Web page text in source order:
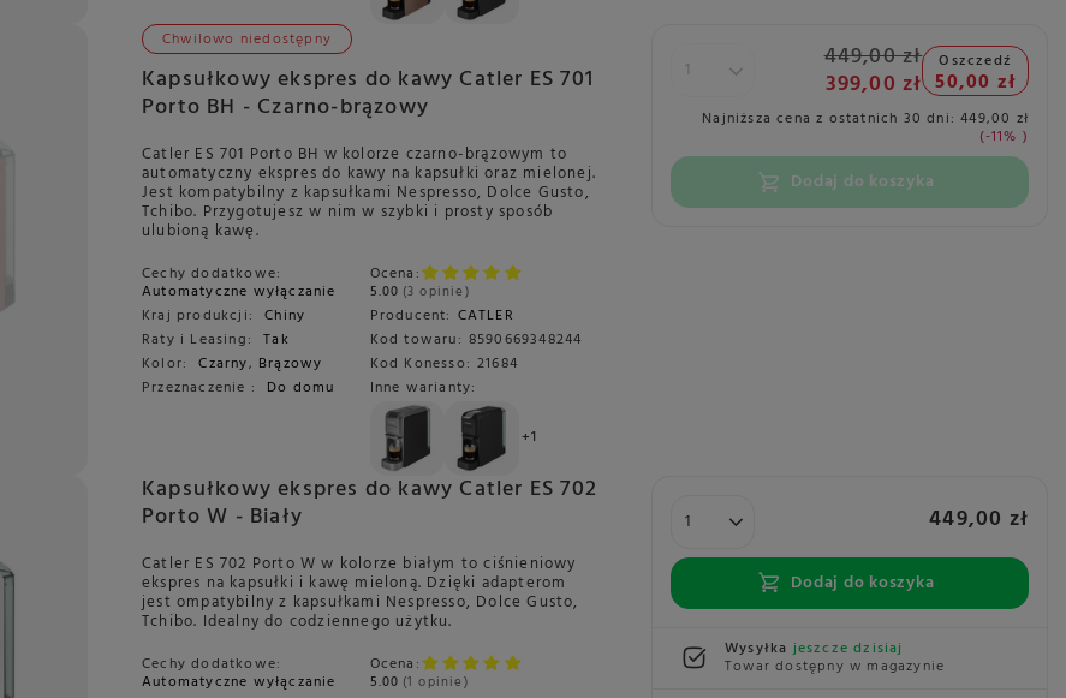
Chwilowo niedostępny
Kapsułkowy ekspres do kawy Catler ES 701
Porto BH - Czarno-brązowy
Catler ES 701 Porto BH w kolorze czarno-brązowym to
automatyczny ekspres do kawy na kapsułki oraz mielonej.
Jest kompatybilny z kapsułkami Nespresso, Dolce Gusto,
Tchibo. Przygotujesz w nim w szybki i prosty sposób
ulubioną kawę.
Cechy dodatkowe:
Automatyczne wyłączanie
Kraj produkcji: Chiny
Raty i Leasing: Tak
Kolor: Czarny, Brązowy
Przeznaczenie : Do domu
Ocena:
5.00 3 opinie
Producent: CATLER
Kod towaru: 8590669348244
Kod Konesso: 21684
Inne warianty:
+1
449,00 zł
399,00 zł
Oszczedź
50,00 zł
Najniższa cena z ostatnich 30 dni:449,00 zł
-11%
Dodaj do koszyka
Kapsułkowy ekspres do kawy Catler ES 702
Porto W - Biały
Catler ES 702 Porto W w kolorze białym to ciśnieniowy
ekspres na kapsułki i kawę mieloną. Dzięki adapterom
jest ompatybilny z kapsułkami Nespresso, Dolce Gusto,
Tchibo. Idealny do codziennego użytku.
Cechy dodatkowe:
Automatyczne wyłączanie
Ocena:
5.00 1 opinie
449,00 zł
Dodaj do koszyka
Wysyłkajeszcze dzisiaj
Towar dostępny w magazynie